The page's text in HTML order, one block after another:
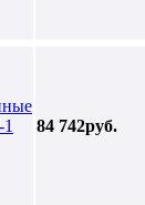
84 742руб.